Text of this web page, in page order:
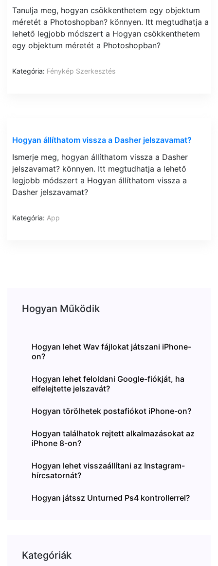
Tanulja meg, hogyan csökkenthetem egy objektum
méretét a Photoshopban? könnyen. Itt megtudhatja a
lehető legjobb módszert a Hogyan csökkenthetem
egy objektum méretét a Photoshopban?
Kategória: Fénykép Szerkesztés
Hogyan állíthatom vissza a Dasher jelszavamat?
Ismerje meg, hogyan állíthatom vissza a Dasher
jelszavamat? könnyen. Itt megtudhatja a lehető
legjobb módszert a Hogyan állíthatom vissza a
Dasher jelszavamat?
Kategória: App
Hogyan Működik
Hogyan lehet Wav fájlokat játszani iPhone-
on?
Hogyan lehet feloldani Google-fiókját, ha
elfelejtette jelszavát?
Hogyan törölhetek postafiókot iPhone-on?
Hogyan találhatok rejtett alkalmazásokat az
iPhone 8-on?
Hogyan lehet visszaállítani az Instagram-
hírcsatornát?
Hogyan játssz Unturned Ps4 kontrollerrel?
Kategóriák